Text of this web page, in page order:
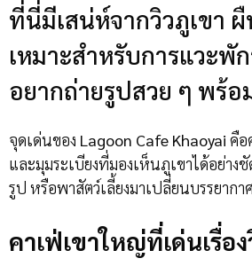
ที่นี่มีเสน่ห์จากวิวภูเขา
เหมาะสำหรับการแวะ
อยากถ่ายรูปสวย ๆ พร้
จุดเด่นของ Lagoon Cafe Khaoyai คือ
และมุมระเบียงที่มองเห็นภูเขาได้อย่า
รูป หรือพาสัตว์เลี้ยงมาเปลี่ยนบรรยาก
คาเฟ่เขาใหญ่ที่เด่นเรื่อ